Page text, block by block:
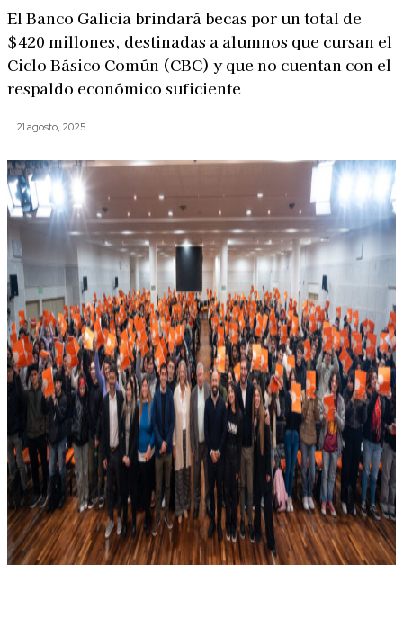
El Banco Galicia brindará becas por un total de
$420 millones, destinadas a alumnos que cursan el
Ciclo Básico Común (CBC) y que no cuentan con el
respaldo económico suficiente
21 agosto, 2025